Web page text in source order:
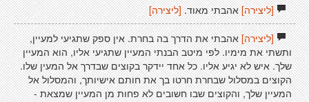
[ליצירה]אהבתי מאוד. [ליצירה]
[ליצירה]אהבתי את הדרך בה בחרת. אין ספק שתגיעי למעיין,
ותשתי את מימיו. לפי מיטב הבנתי המעיין שתגיעי אליו, הוא המעיין
שלך. איש לא יגיע אליו. כל אחד יידקר בקוצים שבדרך אל המעין שלו.
הקוצים במסלול שבחרת חרטו בך את חותם אישיותך, והמסלול אל
המעיין שלך, והקוצים שבו חשובים לא פחות מן המעיין שמצאת -